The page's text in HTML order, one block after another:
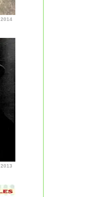
2014
2013